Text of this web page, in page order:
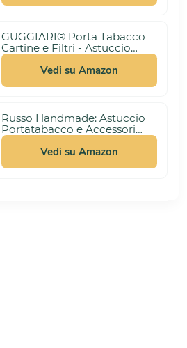
GUGGIARI® Porta Tabacco
Cartine e Filtri - Astuccio
Portatabacco in Tessuto
Realizzato a Mano - Porta
Tabacco Donna/Uomo
Vedi su Amazon
Russo Handmade: Astuccio
Portatabacco e Accessori
Artigianale in Tessuto.
Uomo/Donna con Doppia
Cerniera per Tabacco e Filtri,
Vedi su Amazon